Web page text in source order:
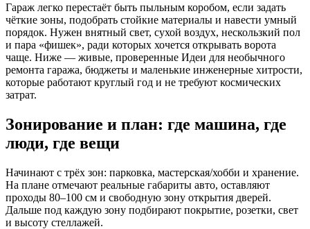
Гараж легко перестаёт быть пыльным коробом, если задать
чёткие зоны, подобрать стойкие материалы и навести умный
порядок. Нужен внятный свет, сухой воздух, нескользкий пол
и пара «фишек», ради которых хочется открывать ворота
чаще. Ниже — живые, проверенные Идеи для необычного
ремонта гаража, бюджеты и маленькие инженерные хитрости,
которые работают круглый год и не требуют космических
затрат.
Зонирование и план: где машина, где
люди, где вещи
Начинают с трёх зон: парковка, мастерская/хобби и хранение.
На плане отмечают реальные габариты авто, оставляют
проходы 80–100 см и свободную зону открытия дверей.
Дальше под каждую зону подбирают покрытие, розетки, свет
и высоту стеллажей.